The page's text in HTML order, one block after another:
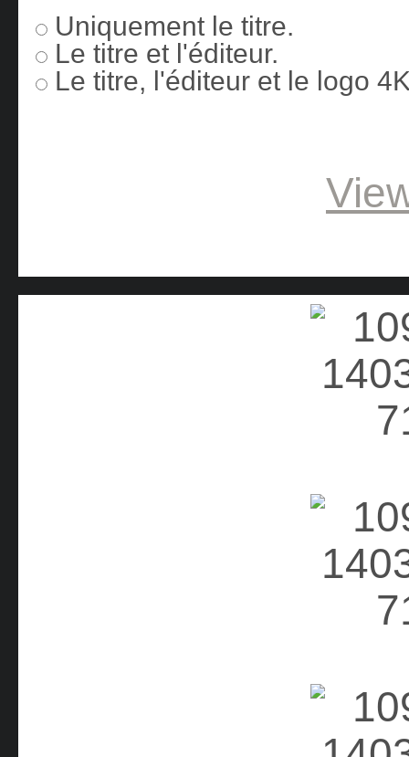
Uniquement le titre.
Le titre et l'éditeur.
Le titre, l'éditeur et le logo